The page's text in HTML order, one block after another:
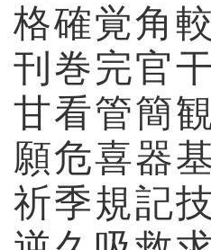
格確覚角 較
刊 巻完官干
甘看管簡観
願危喜器基
祈季規記技